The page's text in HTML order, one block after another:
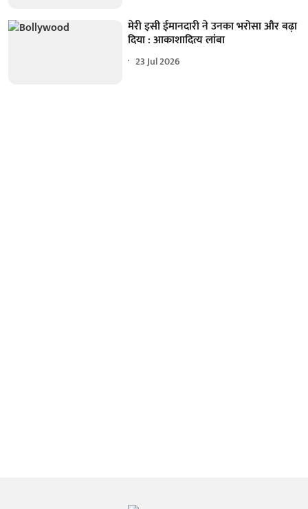
मेरी इसी ईमानदारी ने उनका भरोसा और बढ़ा
दिया : आकाशादित्य लांबा
23 Jul 2026